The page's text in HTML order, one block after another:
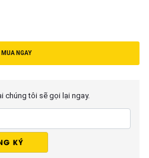
MUA NGAY
chúng tôi sẽ gọi lại ngay.